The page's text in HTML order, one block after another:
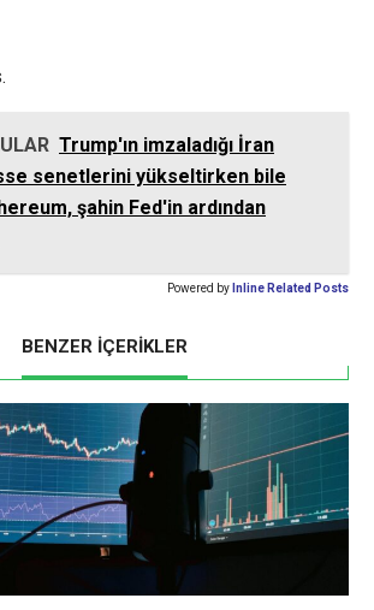
Trump'ın imzaladığı İran
senetlerini yükseltirken bile
şahin Fed'in ardından
Powered by Inline Related Posts
BENZER İÇERİKLER